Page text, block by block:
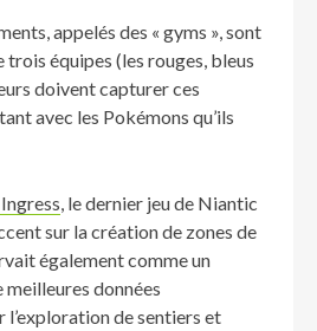
appelés des « gyms », sont
trois équipes (les rouges, bleus
doivent capturer ces
avec les Pokémons qu’ils
Ingress , le dernier jeu de Niantic
sur la création de zones de
également comme un
meilleures données
de sentiers et